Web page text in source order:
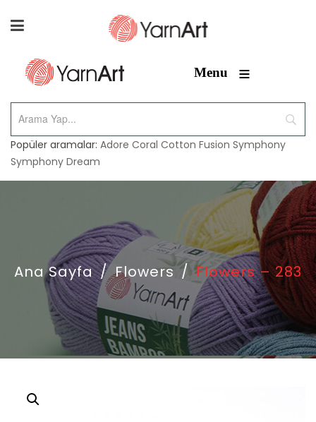
Menu ≡
Popüler aramalar: Adore Coral Cotton Fusion Symphony
Symphony Dream
Ana Sayfa / Flowers / Flowers – 283